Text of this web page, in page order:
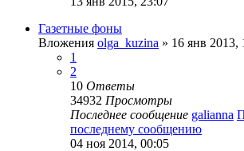
Газетные фоны
Вложения olga_kuzina » 16 янв 2013,
1
2
10 Ответы
34932 Просмотры
Последнее сообщение galianna
последнему сообщению
04 ноя 2014, 00:05